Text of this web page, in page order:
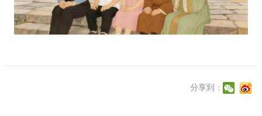
分享到：